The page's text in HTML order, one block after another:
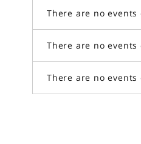
There are no
There are no
There are no